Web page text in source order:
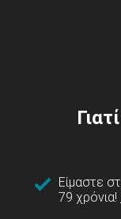
Είμαστε
79 χρόνια!